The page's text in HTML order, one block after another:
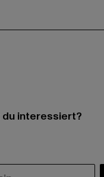
interessiert?